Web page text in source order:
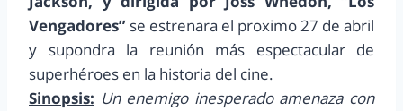
Vengadores” se estrenara el proximo 27 de abril
y supondra la reunión más espectacular de
superhéroes en la historia del cine.
Sinopsis: Un enemigo inesperado amenaza con